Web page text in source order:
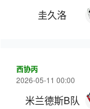
圭久洛
西协丙
2026-05-11 00:00
米兰德斯B队